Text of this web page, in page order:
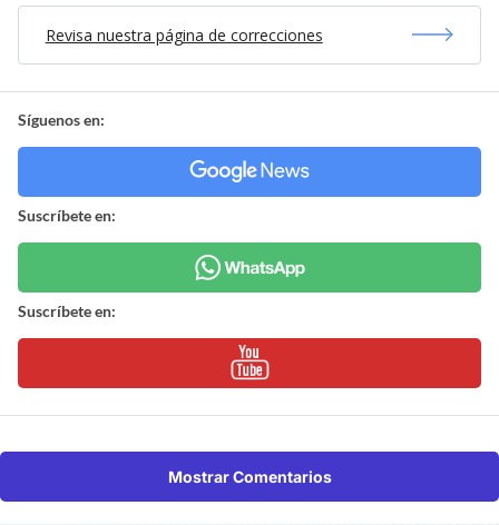
Revisa nuestra página de correcciones
Síguenos en:
Suscríbete en:
Suscríbete en:
Mostrar Comentarios